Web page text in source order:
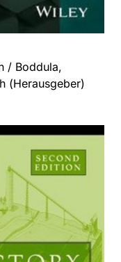
/ Boddula,
(Herausgeber)